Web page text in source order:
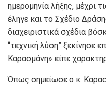
ημερομηνία λήξης, μέχρι
έληγε και το Σχέδιο
διαχειριστικά σχέδια
“τεχνική λύση” ξεκίνησε
Καρασμάνη» είπε
Όπως σημείωσε ο κ.